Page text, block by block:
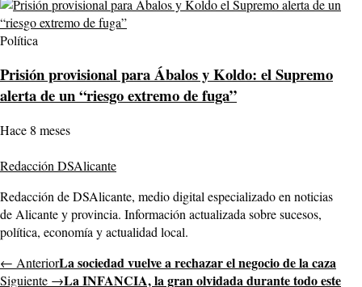
Política
Prisión provisional para Ábalos y Koldo: el Supremo
alerta de un “riesgo extremo de fuga”
Hace 8 meses
Redacción DSAlicante
Redacción de DSAlicante, medio digital especializado en noticias
de Alicante y provincia. Información actualizada sobre sucesos,
política, economía y actualidad local.
← AnteriorLa sociedad vuelve a rechazar el negocio de la caza
Siguiente →La INFANCIA, la gran olvidada durante todo este